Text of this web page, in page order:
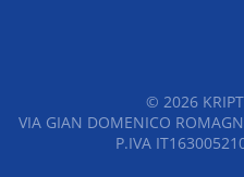
© 2026
VIA GIAN DOMENICO
P.IVA